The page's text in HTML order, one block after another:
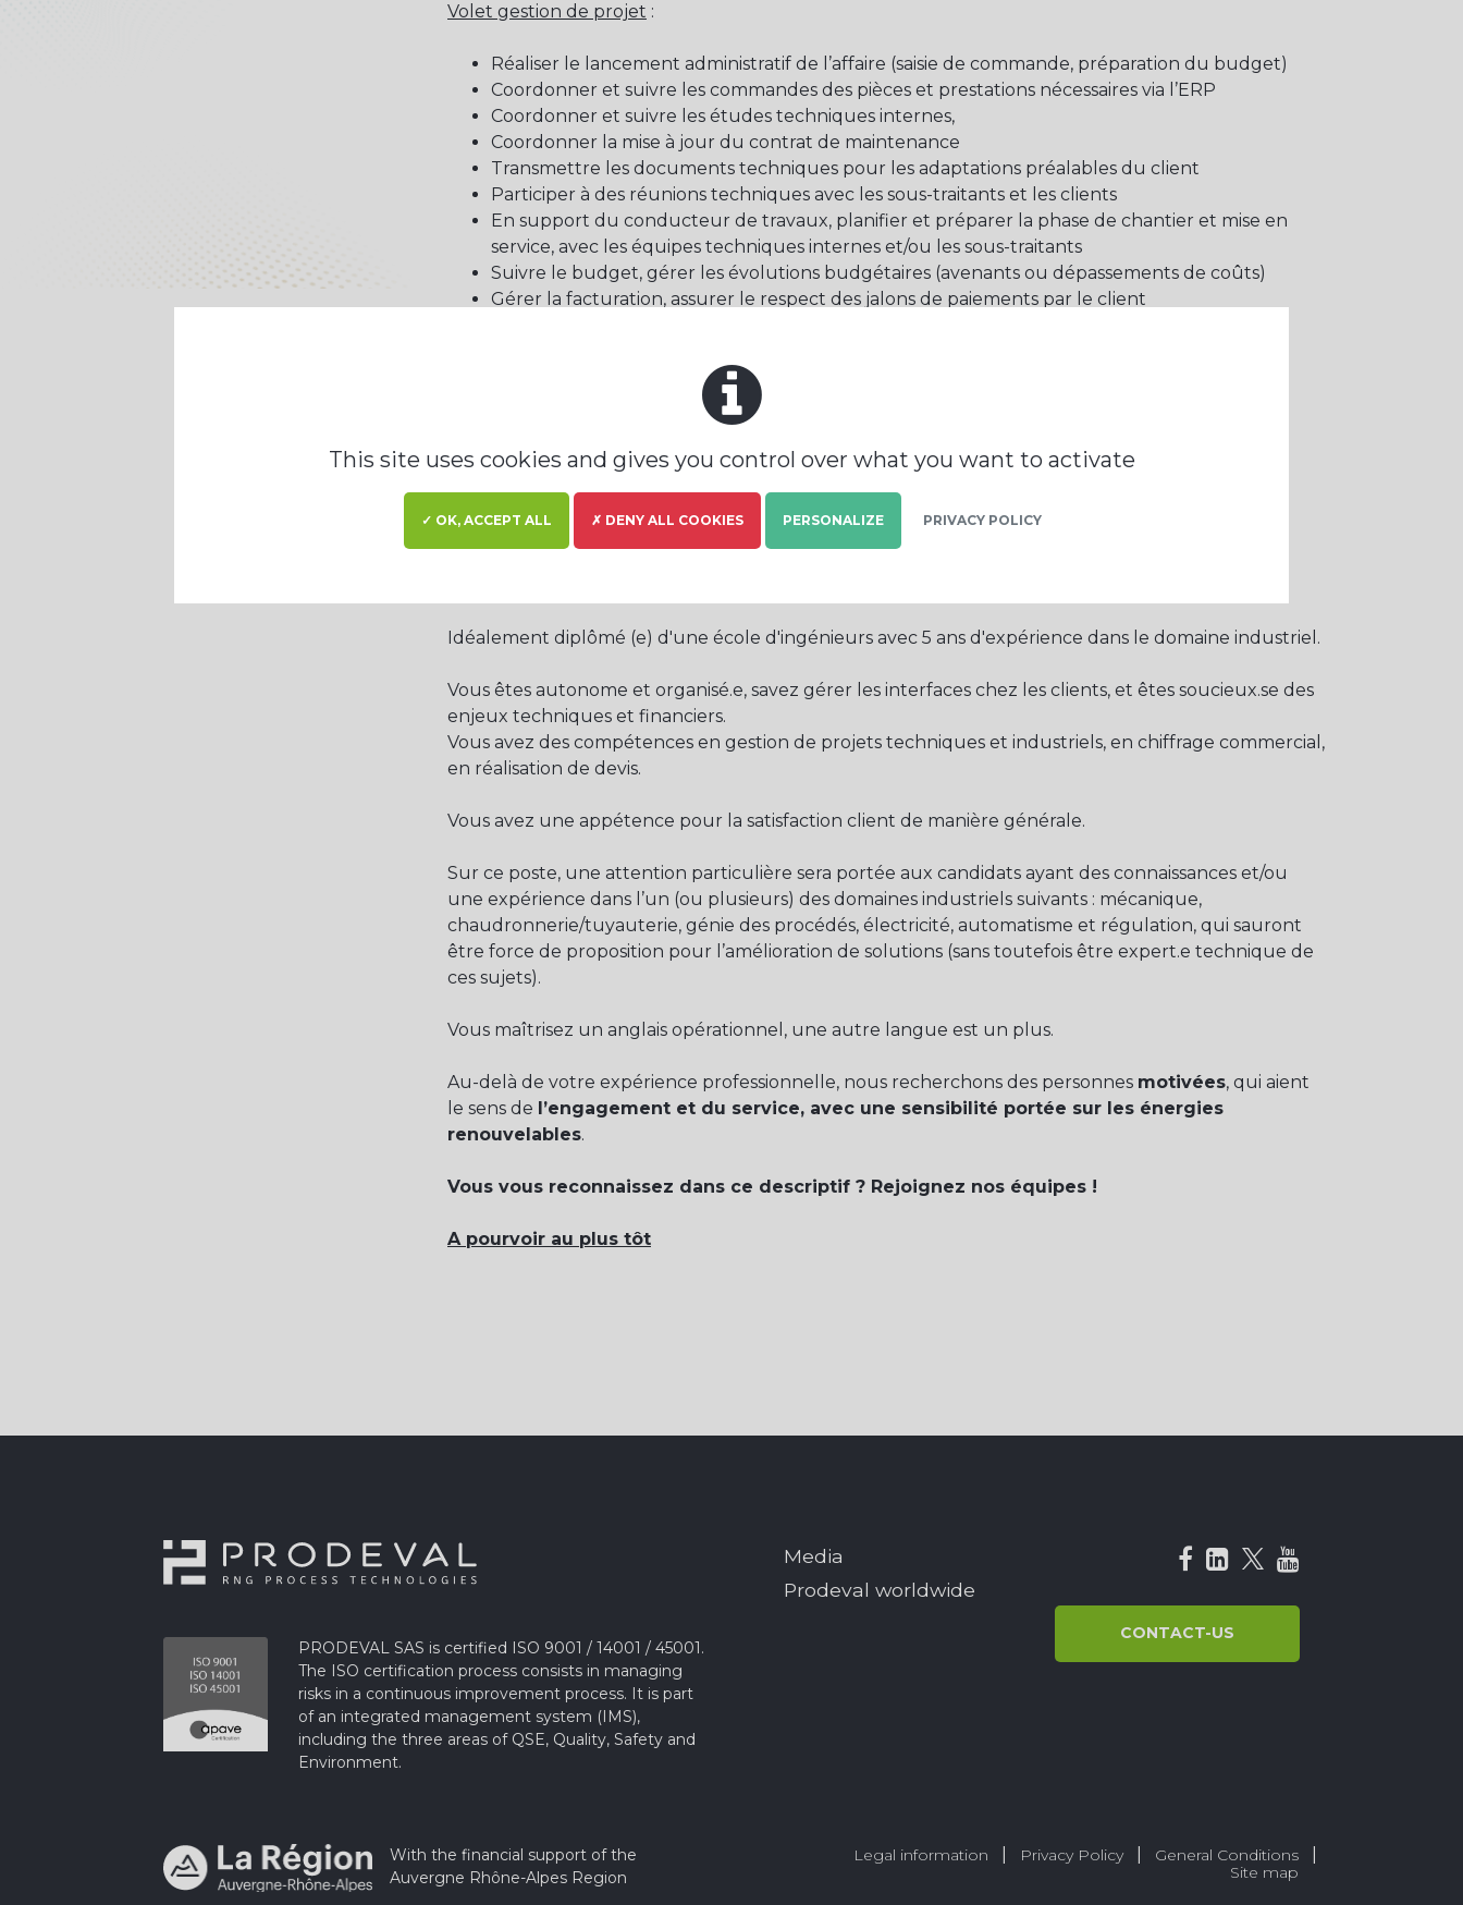
Volet gestion de projet :
Réaliser le lancement administratif de l’affaire (saisie de commande, préparation du budget)
Coordonner et suivre les commandes des pièces et prestations nécessaires via l’ERP
Coordonner et suivre les études techniques internes,
Coordonner la mise à jour du contrat de maintenance
Transmettre les documents techniques pour les adaptations préalables du client
Participer à des réunions techniques avec les sous-traitants et les clients
En support du conducteur de travaux, planifier et préparer la phase de chantier et mise en
service, avec les équipes techniques internes et/ou les sous-traitants
Suivre le budget, gérer les évolutions budgétaires (avenants ou dépassements de coûts)
Gérer la facturation, assurer le respect des jalons de paiements par le client
CDI, Forfait 218 jours/an (RTT)
Entreprise basée à Valence TGV (Châteauneuf sur Isère)
Notre politique de recrutement est engagée en faveur de l'intégration des travailleurs en
Des déplacements de courte durée sont à prévoir.
Idéalement diplômé (e) d'une école d'ingénieurs avec 5 ans d'expérience dans le domaine industriel.
Vous êtes autonome et organisé.e, savez gérer les interfaces chez les clients, et êtes soucieux.se des
enjeux techniques et financiers.
Vous avez des compétences en gestion de projets techniques et industriels, en chiffrage commercial,
en réalisation de devis.
Vous avez une appétence pour la satisfaction client de manière générale.
Sur ce poste, une attention particulière sera portée aux candidats ayant des connaissances et/ou
une expérience dans l’un (ou plusieurs) des domaines industriels suivants : mécanique,
chaudronnerie/tuyauterie, génie des procédés, électricité, automatisme et régulation, qui sauront
être force de proposition pour l’amélioration de solutions (sans toutefois être expert.e technique de
ces sujets).
Vous maîtrisez un anglais opérationnel, une autre langue est un plus.
Au-delà de votre expérience professionnelle, nous recherchons des personnes motivées, qui aient
le sens de l’engagement et du service, avec une sensibilité portée sur les énergies
renouvelables.
Vous vous reconnaissez dans ce descriptif ? Rejoignez nos équipes !
A pourvoir au plus tôt
PRODEVAL SAS is certified ISO 9001 / 14001 / 45001.
The ISO certification process consists in managing
risks in a continuous improvement process. It is part
of an integrated management system (IMS),
including the three areas of QSE, Quality, Safety and
Environment.
With the financial support of the
Auvergne Rhône-Alpes Region
Media
Prodeval worldwide
CONTACT-US
Legal information Privacy Policy
General Conditions
Site map
This site uses cookies and gives you control over what you want to activate
✓ OK, ACCEPT ALL ✗ DENY ALL COOKIES PERSONALIZE PRIVACY POLICY